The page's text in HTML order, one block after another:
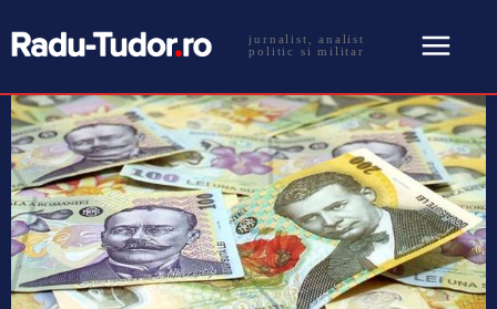
jurnalist, analist
politic si militar